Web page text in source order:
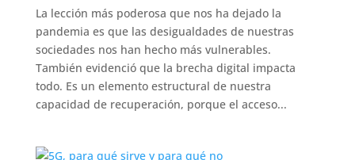
La lección más poderosa que nos ha dejado la
pandemia es que las desigualdades de nuestras
sociedades nos han hecho más vulnerables.
También evidenció que la brecha digital impacta
todo. Es un elemento estructural de nuestra
capacidad de recuperación, porque el acceso...